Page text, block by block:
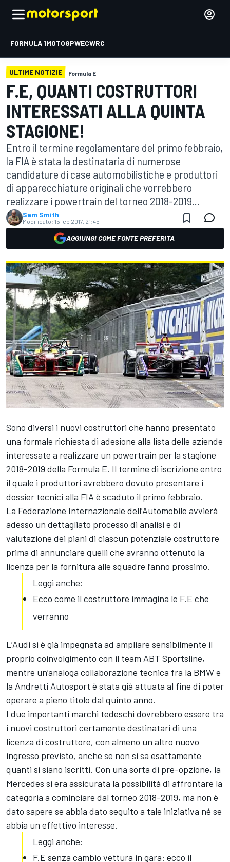
FORMULA 1MOTOGPWECWRC
ULTIME NOTIZIE Formula E
F.E, QUANTI COSTRUTTORI
INTERESSATI ALLA QUINTA
STAGIONE!
Entro il termine regolamentare del primo febbraio,
la FIA è stata la destinataria di numerose
candidature di case automobilistiche e produttori
di apparecchiature originali che vorrebbero
realizzare i powertrain del torneo 2018-2019...
Sam Smith
Modificato: 15 feb 2017, 21:45
AGGIUNGI COME FONTE PREFERITA
Sono diversi i nuovi costruttori che hanno presentato
una formale richiesta di adesione alla lista delle aziende
interessate a realizzare un powertrain per la stagione
2018-2019 della Formula E. Il termine di iscrizione entro
il quale i produttori avrebbero dovuto presentare i
dossier tecnici alla FIA è scaduto il primo febbraio.
La Federazione Internazionale dell’Automobile avvierà
adesso un dettagliato processo di analisi e di
valutazione dei piani di ciascun potenziale costruttore
prima di annunciare quelli che avranno ottenuto la
licenza per la fornitura alle squadre l’anno prossimo.
Leggi anche:
Ecco come il costruttore immagina le F.E che
verranno
L’Audi si è già impegnata ad ampliare sensibilmente il
proprio coinvolgimento con il team ABT Sportsline,
mentre un’analoga collaborazione tecnica fra la BMW e
la Andretti Autosport è stata già attuata al fine di poter
operare a pieno titolo dal quinto anno.
I due importanti marchi tedeschi dovrebbero essere tra
i nuovi costruttori certamente destinatari di una
licenza di costruttore, con almeno un altro nuovo
ingresso previsto, anche se non si sa esattamente
quanti si siano iscritti. Con una sorta di pre-opzione, la
Mercedes si era assicurata la possibilità di affrontare la
categoria a cominciare dal torneo 2018-2019, ma non è
dato sapere se abbia dato seguito a tale iniziativa né se
abbia un effettivo interesse.
Leggi anche:
F.E senza cambio vettura in gara: ecco il